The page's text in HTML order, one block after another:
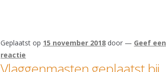
Geplaatst op 15 november 2018 door — Geef een
reactie